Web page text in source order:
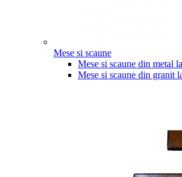
Mese si scaune
Mese si scaune din metal
Mese si scaune din granit